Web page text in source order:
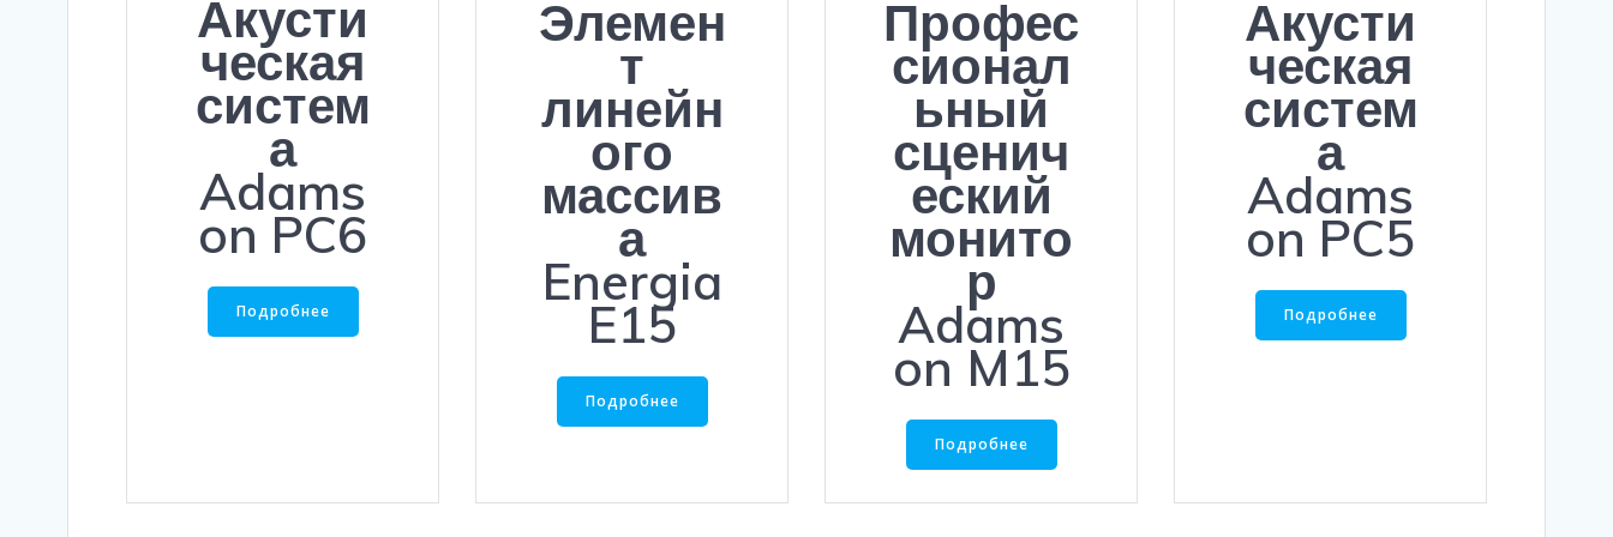
Акусти
ческая
систем
а
Adams
on PC6
Подробнее
Элемен
т
линейн
ого
массив
а
Energia
E15
Подробнее
Профес
сионал
ьный
сценич
еский
монито
р
Adams
on M15
Подробнее
Акусти
ческая
систем
а
Adams
on PC5
Подробнее